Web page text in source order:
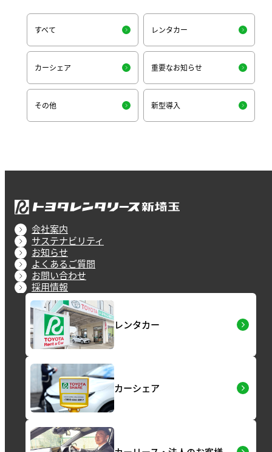
すべて レンタカー
カーシェア 重要なお知らせ
その他 新型導入
会社案内
サステナビリティ
お知らせ
よくあるご質問
お問い合わせ
採用情報
レンタカー
カーシェア